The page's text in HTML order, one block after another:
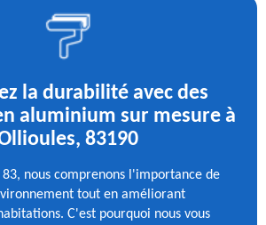
la durabilité avec des
aluminium sur mesure à
83190
nous comprenons l'importance de
tout en améliorant
C'est pourquoi nous vous